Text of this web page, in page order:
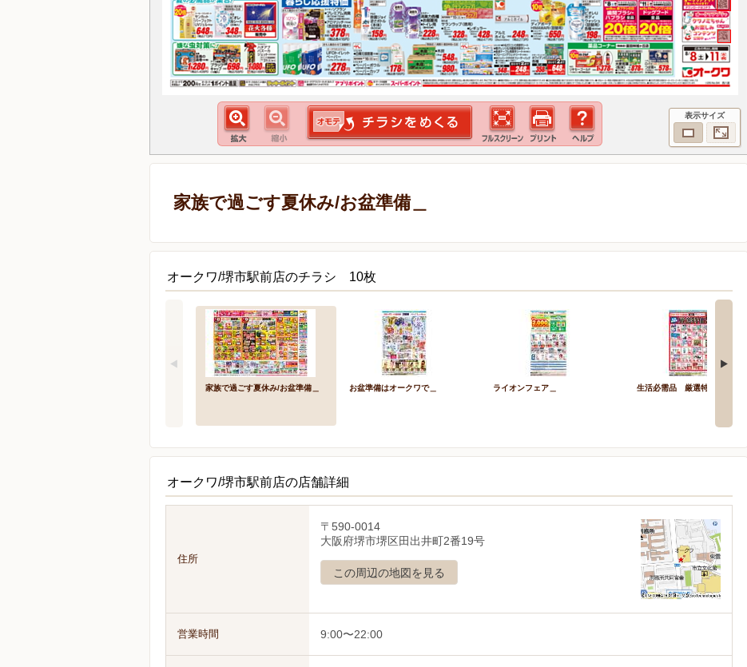
表示サイズ
家族で過ごす夏休み/お盆準備＿
オークワ/堺市駅前店のチラシ 10枚
家族で過ごす夏休み/お盆準備＿ お盆準備はオークワで＿ ライオンフェア＿ 生活必需品 厳選特価＿
オークワ/堺市駅前店の店舗詳細
住所
〒590-0014
大阪府堺市堺区田出井町2番19号
この周辺の地図を見る
営業時間 9:00〜22:00